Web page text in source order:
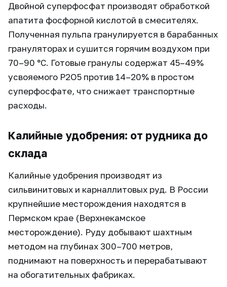
Двойной суперфосфат производят обработкой
апатита фосфорной кислотой в смесителях.
Полученная пульпа гранулируется в барабанных
грануляторах и сушится горячим воздухом при
70–90 °C. Готовые гранулы содержат 45–49%
усвояемого P2O5 против 14–20% в простом
суперфосфате, что снижает транспортные
расходы.
Калийные удобрения: от рудника до
склада
Калийные удобрения производят из
сильвинитовых и карналлитовых руд. В России
крупнейшие месторождения находятся в
Пермском крае (Верхнекамское
месторождение). Руду добывают шахтным
методом на глубинах 300–700 метров,
поднимают на поверхность и перерабатывают
на обогатительных фабриках.